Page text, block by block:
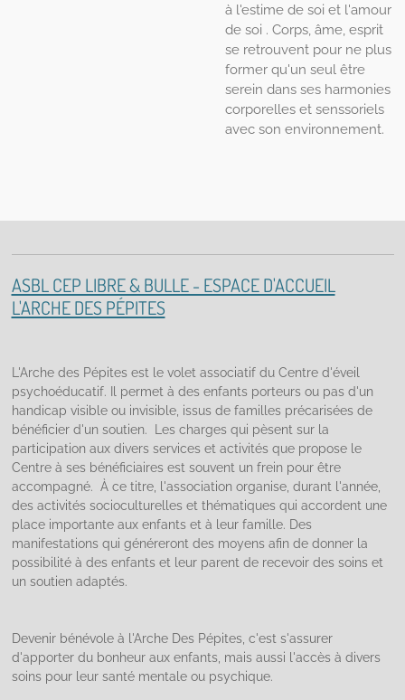
à l'estime de soi et l'amour
de soi . Corps, âme, esprit
se retrouvent pour ne plus
former qu'un seul être
serein dans ses harmonies
corporelles et senssoriels
avec son environnement.
ASBL CEP LIBRE & BULLE - ESPACE D'ACCUEIL
L'ARCHE DES PÉPITES
L'Arche des Pépites est le volet associatif du Centre d'éveil
psychoéducatif. Il permet à des enfants porteurs ou pas d'un
handicap visible ou invisible, issus de familles précarisées de
bénéficier d'un soutien. Les charges qui pèsent sur la
participation aux divers services et activités que propose le
Centre à ses bénéficiaires est souvent un frein pour être
accompagné. À ce titre, l'association organise, durant l'année,
des activités socioculturelles et thématiques qui accordent une
place importante aux enfants et à leur famille. Des
manifestations qui généreront des moyens afin de donner la
possibilité à des enfants et leur parent de recevoir des soins et
un soutien adaptés.
Devenir bénévole à l'Arche Des Pépites, c'est s'assurer
d'apporter du bonheur aux enfants, mais aussi l'accès à divers
soins pour leur santé mentale ou psychique.